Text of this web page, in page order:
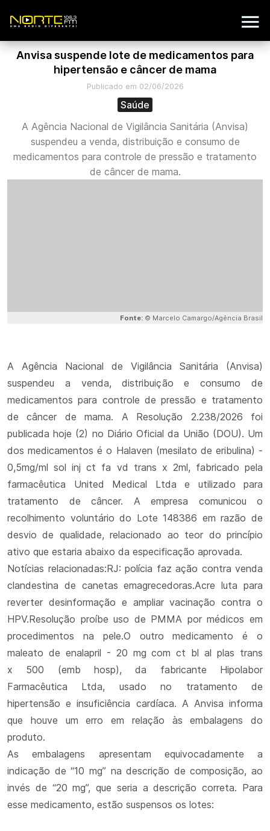
Anvisa suspende lote de medicamentos para
hipertensão e câncer de mama
Publicado em 02/06/2026
Saúde
A Agência Nacional de Vigilância Sanitária (Anvisa)
suspendeu a venda, distribuição e consumo de
medicamentos para controle de pressão e tratamento
de câncer de mama.
Fonte: © Marcelo Camargo/Agência Brasil
A Agência Nacional de Vigilância Sanitária (Anvisa)
suspendeu a venda, distribuição e consumo de
medicamentos para controle de pressão e tratamento
de câncer de mama. A Resolução 2.238/2026 foi
publicada hoje (2) no Diário Oficial da União (DOU). Um
dos medicamentos é o Halaven (mesilato de eribulina) -
0,5mg/ml sol inj ct fa vd trans x 2ml, fabricado pela
farmacêutica United Medical Ltda e utilizado para
tratamento de câncer. A empresa comunicou o
recolhimento voluntário do Lote 148386 em razão de
desvio de qualidade, relacionado ao teor do princípio
ativo que estaria abaixo da especificação aprovada.
Notícias relacionadas:RJ: polícia faz ação contra venda
clandestina de canetas emagrecedoras.Acre luta para
reverter desinformação e ampliar vacinação contra o
HPV.Resolução proíbe uso de PMMA por médicos em
procedimentos na pele.O outro medicamento é o
maleato de enalapril - 20 mg com ct bl al plas trans
x 500 (emb hosp), da fabricante Hipolabor
Farmacêutica Ltda, usado no tratamento de
hipertensão e insuficiência cardíaca. A Anvisa informa
que houve um erro em relação às embalagens do
produto.
As embalagens apresentam equivocadamente a
indicação de “10 mg” na descrição de composição, ao
invés de “20 mg”, que seria a descrição correta. Para
esse medicamento, estão suspensos os lotes: